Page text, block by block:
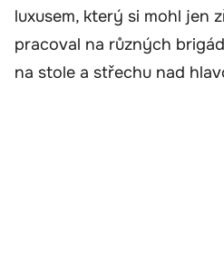
luxusem, který si mohl jen
pracoval na různých
na stole a střechu nad